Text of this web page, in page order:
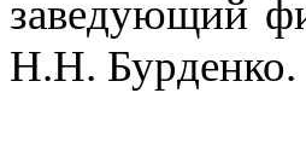
заведующий
Н.Н. Бурденко.